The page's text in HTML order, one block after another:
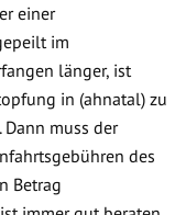
einer
im
länger, ist
in (ahnatal) zu
muss der
des
Betrag